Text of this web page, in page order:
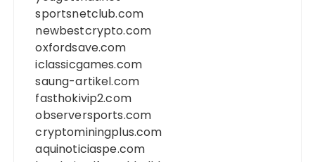
sportsnetclub.com
newbestcrypto.com
oxfordsave.com
iclassicgames.com
saung-artikel.com
fasthokivip2.com
observersports.com
cryptominingplus.com
aquinoticiaspe.com